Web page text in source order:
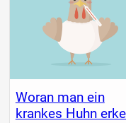
Woran man ein
krankes Huhn